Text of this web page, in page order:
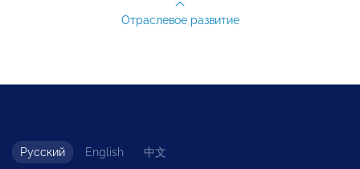
Отраслевое развитие
Русский English 中文